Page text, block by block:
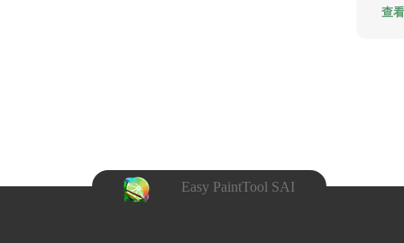
查
Easy PaintTool SAI